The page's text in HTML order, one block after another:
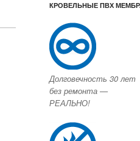
КРОВЕЛЬНЫЕ ПВХ
Долговечность 30 лет
без ремонта —
РЕАЛЬНО!